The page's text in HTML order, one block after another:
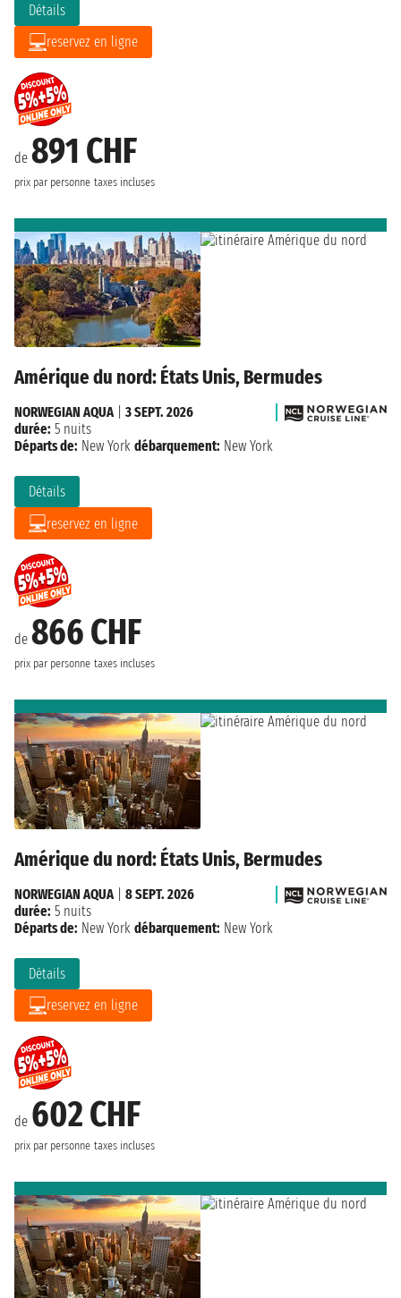
de 891 CHF
prix par personne taxes incluses
Détails
reservez en ligne
Amérique du nord: États Unis, Bermudes
de 866 CHF
prix par personne taxes incluses
Détails
reservez en ligne
NORWEGIAN AQUA| 3 SEPT. 2026
durée: 5 nuits
Départs de: New York débarquement: New York
Amérique du nord: États Unis, Bermudes
de 602 CHF
prix par personne taxes incluses
Détails
reservez en ligne
NORWEGIAN AQUA
8 SEPT. 2026
durée: 5 nuits
Départs de: New York débarquement: New York